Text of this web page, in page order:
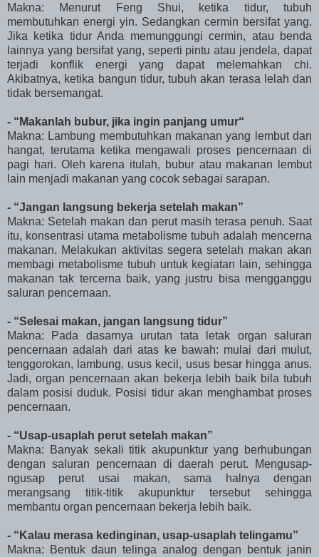
Makna: Menurut Feng Shui, ketika tidur, tubuh
membutuhkan energi yin. Sedangkan cermin bersifat yang.
Jika ketika tidur Anda memunggungi cermin, atau benda
lainnya yang bersifat yang, seperti pintu atau jendela, dapat
terjadi konflik energi yang dapat melemahkan chi.
Akibatnya, ketika bangun tidur, tubuh akan terasa lelah dan
tidak bersemangat.
- “Makanlah bubur, jika ingin panjang umur“
Makna: Lambung membutuhkan makanan yang lembut dan
hangat, terutama ketika mengawali proses pencernaan di
pagi hari. Oleh karena itulah, bubur atau makanan lembut
lain menjadi makanan yang cocok sebagai sarapan.
- “Jangan langsung bekerja setelah makan”
Makna: Setelah makan dan perut masih terasa penuh. Saat
itu, konsentrasi utama metabolisme tubuh adalah mencerna
makanan. Melakukan aktivitas segera setelah makan akan
membagi metabolisme tubuh untuk kegiatan lain, sehingga
makanan tak tercerna baik, yang justru bisa mengganggu
saluran pencernaan.
- “Selesai makan, jangan langsung tidur”
Makna: Pada dasarnya urutan tata letak organ saluran
pencernaan adalah dari atas ke bawah: mulai dari mulut,
tenggorokan, lambung, usus kecil, usus besar hingga anus.
Jadi, organ pencernaan akan bekerja lebih baik bila tubuh
dalam posisi duduk. Posisi tidur akan menghambat proses
pencernaan.
- “Usap-usaplah perut setelah makan”
Makna: Banyak sekali titik akupunktur yang berhubungan
dengan saluran pencernaan di daerah perut. Mengusap-
ngusap perut usai makan, sama halnya dengan
merangsang titik-titik akupunktur tersebut sehingga
membantu organ pencernaan bekerja lebih baik.
- “Kalau merasa kedinginan, usap-usaplah telingamu”
Makna: Bentuk daun telinga analog dengan bentuk janin